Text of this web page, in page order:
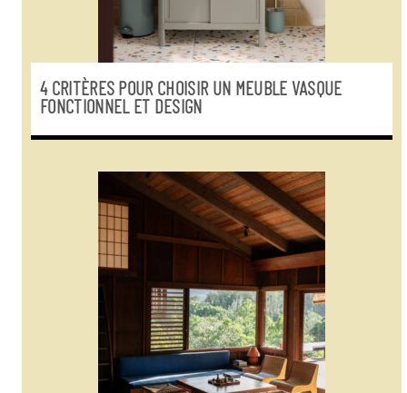
4 CRITÈRES POUR CHOISIR UN MEUBLE VASQUE
FONCTIONNEL ET DESIGN